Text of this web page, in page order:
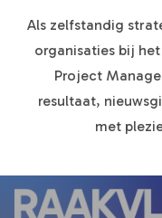
Als zelfstandig
organisaties bij
Project
resultaat,
met